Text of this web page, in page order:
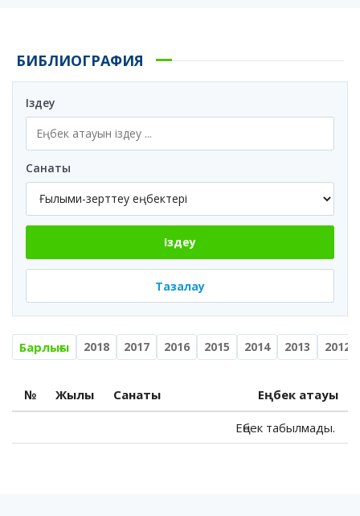
БИБЛИОГРАФИЯ
Іздеу
Санаты
Іздеу
Тазалау
Барлығы 2018 2017 2016 2015 2014 2013 2012
№ Жылы Санаты Еңбек атауы
Еңбек табылмады.